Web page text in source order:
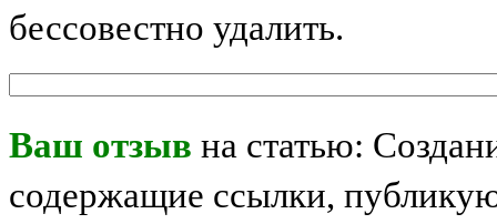
бессовестно удалить.
Ваш отзыв на статью:
содержащие ссылки,